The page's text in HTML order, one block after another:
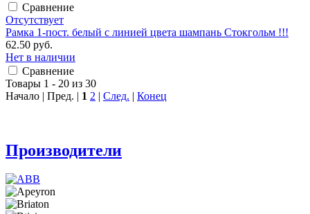
Сравнение
Отсутствует
Рамка 1-пост. белый с линией цвета шампань Стокгольм !!!
62.50 руб.
Нет в наличии
Сравнение
Товары 1 - 20 из 30
Начало | Пред. | 1 2 | След. | Конец
Производители